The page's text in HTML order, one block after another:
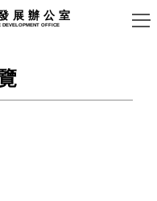
展辦公室
DEVELOPMENT OFFICE